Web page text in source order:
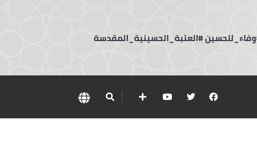
#العتبة_الحسينية_المقدسة